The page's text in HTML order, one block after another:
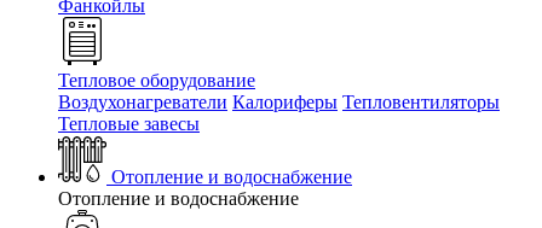
Фанкойлы
Тепловое оборудование
Воздухонагреватели Калориферы Тепловентиляторы
Тепловые завесы
Отопление и водоснабжение
Отопление и водоснабжение